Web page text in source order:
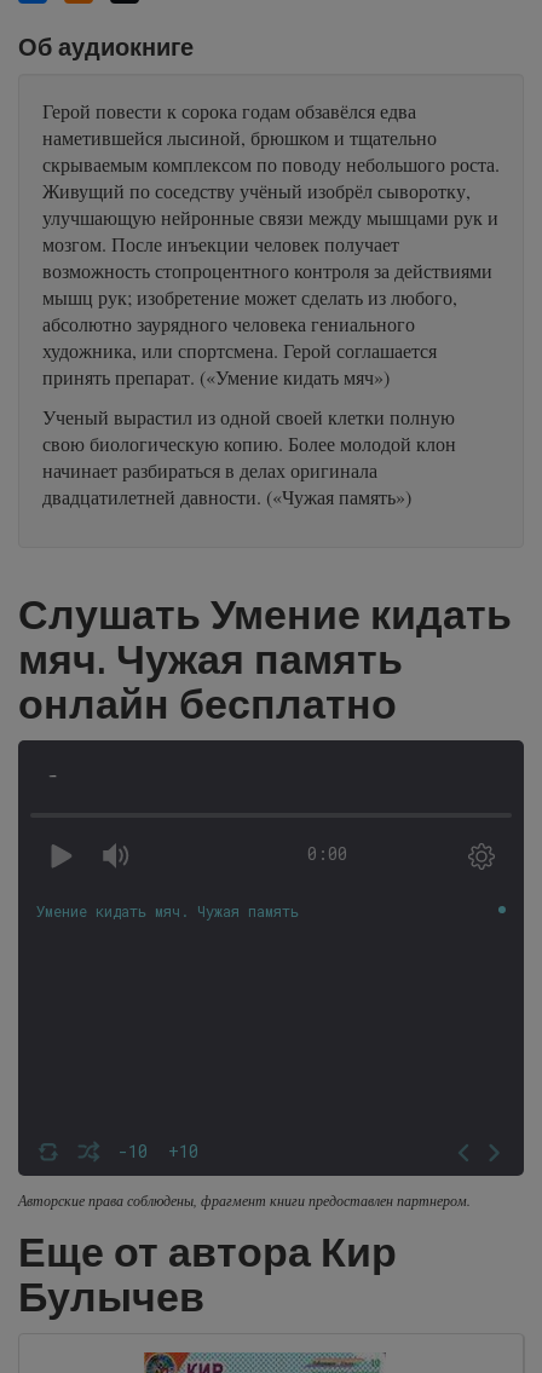
Об аудиокниге
Герой повести к сорока годам обзавёлся едва
наметившейся лысиной, брюшком и тщательно
скрываемым комплексом по поводу небольшого роста.
Живущий по соседству учёный изобрёл сыворотку,
улучшающую нейронные связи между мышцами рук и
мозгом. После инъекции человек получает
возможность стопроцентного контроля за действиями
мышц рук; изобретение может сделать из любого,
абсолютно заурядного человека гениального
художника, или спортсмена. Герой соглашается
принять препарат. («Умение кидать мяч»)
Ученый вырастил из одной своей клетки полную
свою биологическую копию. Более молодой клон
начинает разбираться в делах оригинала
двадцатилетней давности. («Чужая память»)
Слушать Умение кидать
мяч. Чужая память
онлайн бесплатно
-
0:00
-10 +10
Умение кидать мяч. Чужая память
Авторские права соблюдены, фрагмент книги предоставлен партнером.
Еще от автора Кир
Булычев